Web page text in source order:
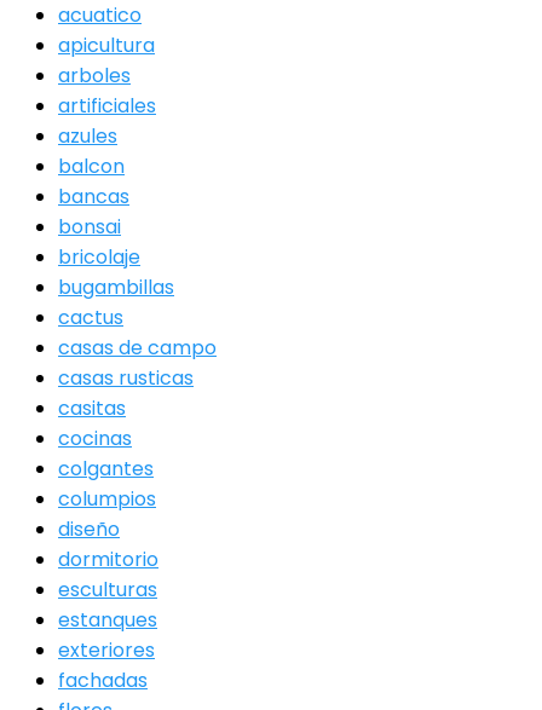
acuatico
apicultura
arboles
artificiales
azules
balcon
bancas
bonsai
bricolaje
bugambillas
cactus
casas de campo
casas rusticas
casitas
cocinas
colgantes
columpios
diseño
dormitorio
esculturas
estanques
exteriores
fachadas